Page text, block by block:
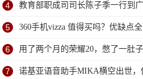
4 教育部职成司司长陈子季一行到
研
5 360手机vizza 值得买吗？优缺点
6 用了两个月的荣耀20，憋了一肚
7 诺基亚语音助手MIKA横空出世，